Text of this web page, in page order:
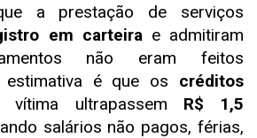
a prestação de serviços
em carteirae admitiram
não eram feitos
estimativa é que os créditos
ultrapassem R$ 1,5
salários não pagos, férias,